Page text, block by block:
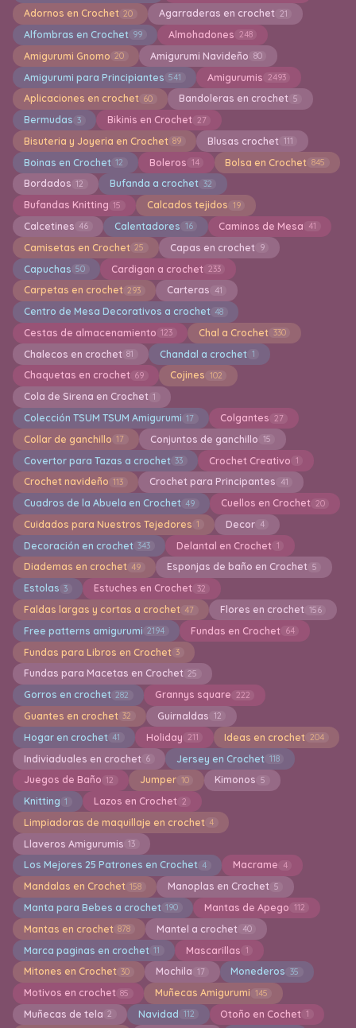
Adornos en Crochet 20 Agarraderas en crochet 21
Alfombras en Crochet 99 Almohadones 248
Amigurumi Gnomo 20 Amigurumi Navideño 80
Amigurumi para Principiantes 541 Amigurumis 2493
Aplicaciones en crochet 60 Bandoleras en crochet 5
Bermudas 3 Bikinis en Crochet 27
Bisuteria y Joyeria en Crochet 89 Blusas crochet 111
Boinas en Crochet 12 Boleros 14 Bolsa en Crochet 845
Bordados 12 Bufanda a crochet 32
Bufandas Knitting 15 Calcados tejidos 19
Calcetines 46 Calentadores 16 Caminos de Mesa 41
Camisetas en Crochet 25 Capas en crochet 9
Capuchas 50 Cardigan a crochet 233
Carpetas en crochet 293 Carteras 41
Centro de Mesa Decorativos a crochet 48
Cestas de almacenamiento 123 Chal a Crochet 330
Chalecos en crochet 81 Chandal a crochet 1
Chaquetas en crochet 69 Cojines 102
Cola de Sirena en Crochet 1
Colección TSUM TSUM Amigurumi 17 Colgantes 27
Collar de ganchillo 17 Conjuntos de ganchillo 15
Covertor para Tazas a crochet 33 Crochet Creativo 1
Crochet navideño 113 Crochet para Principantes 41
Cuadros de la Abuela en Crochet 49 Cuellos en Crochet 20
Cuidados para Nuestros Tejedores 1 Decor 4
Decoración en crochet 343 Delantal en Crochet 1
Diademas en crochet 49 Esponjas de baño en Crochet 5
Estolas 3 Estuches en Crochet 32
Faldas largas y cortas a crochet 47 Flores en crochet 156
Free patterns amigurumi 2194 Fundas en Crochet 64
Fundas para Libros en Crochet 3
Fundas para Macetas en Crochet 25
Gorros en crochet 282 Grannys square 222
Guantes en crochet 32 Guirnaldas 12
Hogar en crochet 41 Holiday 211 Ideas en crochet 204
Indiviaduales en crochet 6 Jersey en Crochet 118
Juegos de Baño 12 Jumper 10 Kimonos 5
Knitting 1 Lazos en Crochet 2
Limpiadoras de maquillaje en crochet 4
Llaveros Amigurumis 13
Los Mejores 25 Patrones en Crochet 4 Macrame 4
Mandalas en Crochet 158 Manoplas en Crochet 5
Manta para Bebes a crochet 190 Mantas de Apego 112
Mantas en crochet 878 Mantel a crochet 40
Marca paginas en crochet 11 Mascarillas 1
Mitones en Crochet 30 Mochila 17 Monederos 35
Motivos en crochet 85 Muñecas Amigurumi 145
Muñecas de tela 2 Navidad 112 Otoño en Cochet 1